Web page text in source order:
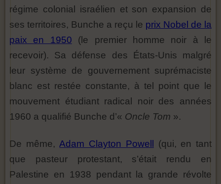
régime colonial israélien et son expansion de
ses territoires, Bunche a reçu le prix Nobel de la
paix en 1950 (le premier homme noir à le
recevoir). Sa défense des États-Unis malgré
leur système de gouvernement suprémaciste
blanc est restée constante, à tel point que le
mouvement étudiant radical noir des années
1960 a qualifié Bunche d’« Oncle Tom ».
De même,Adam Clayton Powell
(qui, en tant
que pasteur protestant, s’était rendu en
Palestine en 1938 pendant la grande révolte